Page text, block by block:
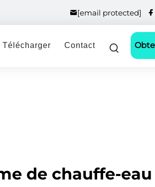
[email protected]
Télécharger Contact
de chauffe-eau